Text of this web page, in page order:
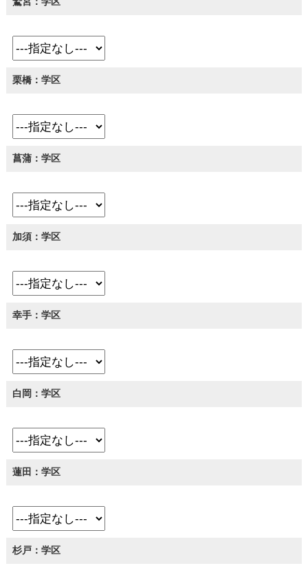
栗橋：学区
菖蒲：学区
加須：学区
幸手：学区
白岡：学区
蓮田：学区
杉戸：学区